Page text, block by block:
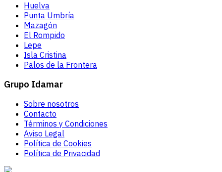
Huelva
Punta Umbría
Mazagón
El Rompido
Lepe
Isla Cristina
Palos de la Frontera
Grupo Idamar
Sobre nosotros
Contacto
Términos y Condiciones
Aviso Legal
Política de Cookies
Política de Privacidad